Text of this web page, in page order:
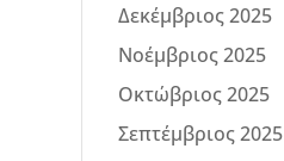
Δεκέμβριος 2025
Νοέμβριος 2025
Οκτώβριος 2025
Σεπτέμβριος 2025